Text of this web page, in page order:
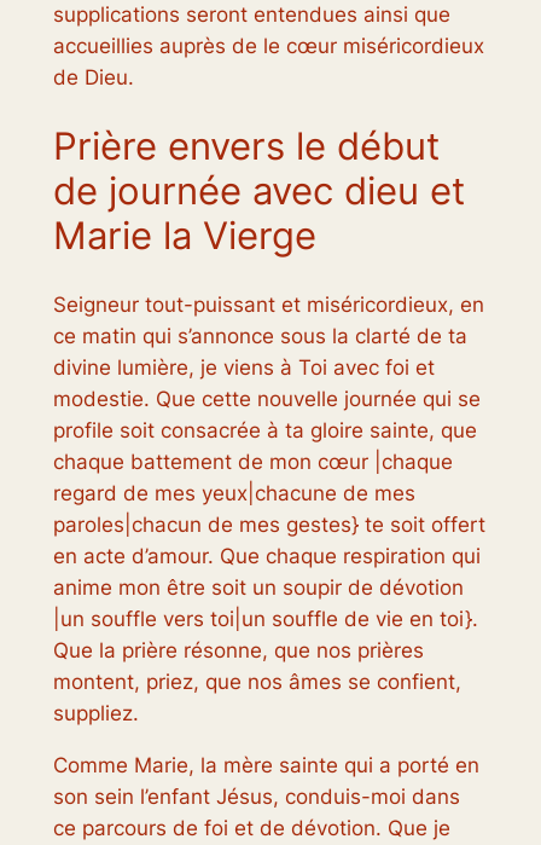
supplications seront entendues ainsi que
accueillies auprès de le cœur miséricordieux
de Dieu.
Prière envers le début
de journée avec dieu et
Marie la Vierge
Seigneur tout-puissant et miséricordieux, en
ce matin qui s’annonce sous la clarté de ta
divine lumière, je viens à Toi avec foi et
modestie. Que cette nouvelle journée qui se
profile soit consacrée à ta gloire sainte, que
chaque battement de mon cœur |chaque
regard de mes yeux|chacune de mes
paroles|chacun de mes gestes} te soit offert
en acte d’amour. Que chaque respiration qui
anime mon être soit un soupir de dévotion
|un souffle vers toi|un souffle de vie en toi}.
Que la prière résonne, que nos prières
montent, priez, que nos âmes se confient,
suppliez.
Comme Marie, la mère sainte qui a porté en
son sein l’enfant Jésus, conduis-moi dans
ce parcours de foi et de dévotion. Que je